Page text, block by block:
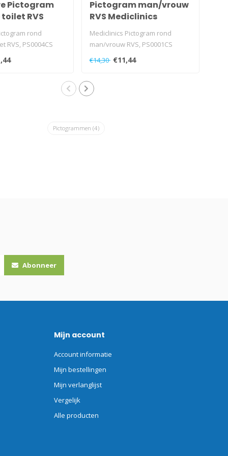
Pictogram
RVS
rond
RVS, PS0004CS
Pictogram man/vrouw
RVS Mediclinics
Mediclinics Pictogram rond
man/vrouw RVS, PS0001CS
€14,30 €11,44
Pictogrammen(4)
Abonneer
Mijn account
Account informatie
Mijn bestellingen
Mijn verlanglijst
Vergelijk
Alle producten